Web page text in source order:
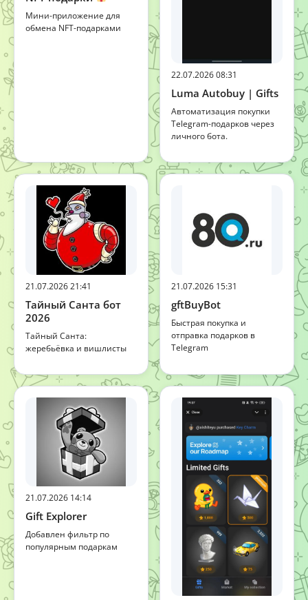
Мини-приложение для
обмена NFT-подарками
22.07.2026 08:31
Luma Autobuy | Gifts
Автоматизация покупки
Telegram-подарков через
личного бота.
21.07.2026 21:41
Тайный Санта бот
2026
Тайный Санта:
жеребьёвка и вишлисты
21.07.2026 15:31
gftBuyBot
Быстрая покупка и
отправка подарков в
Telegram
21.07.2026 14:14
Gift Explorer
Добавлен фильтр по
популярным подаркам